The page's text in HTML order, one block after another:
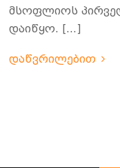
მსოფლიოს
დაიწყო. […]
დაწვრილებით